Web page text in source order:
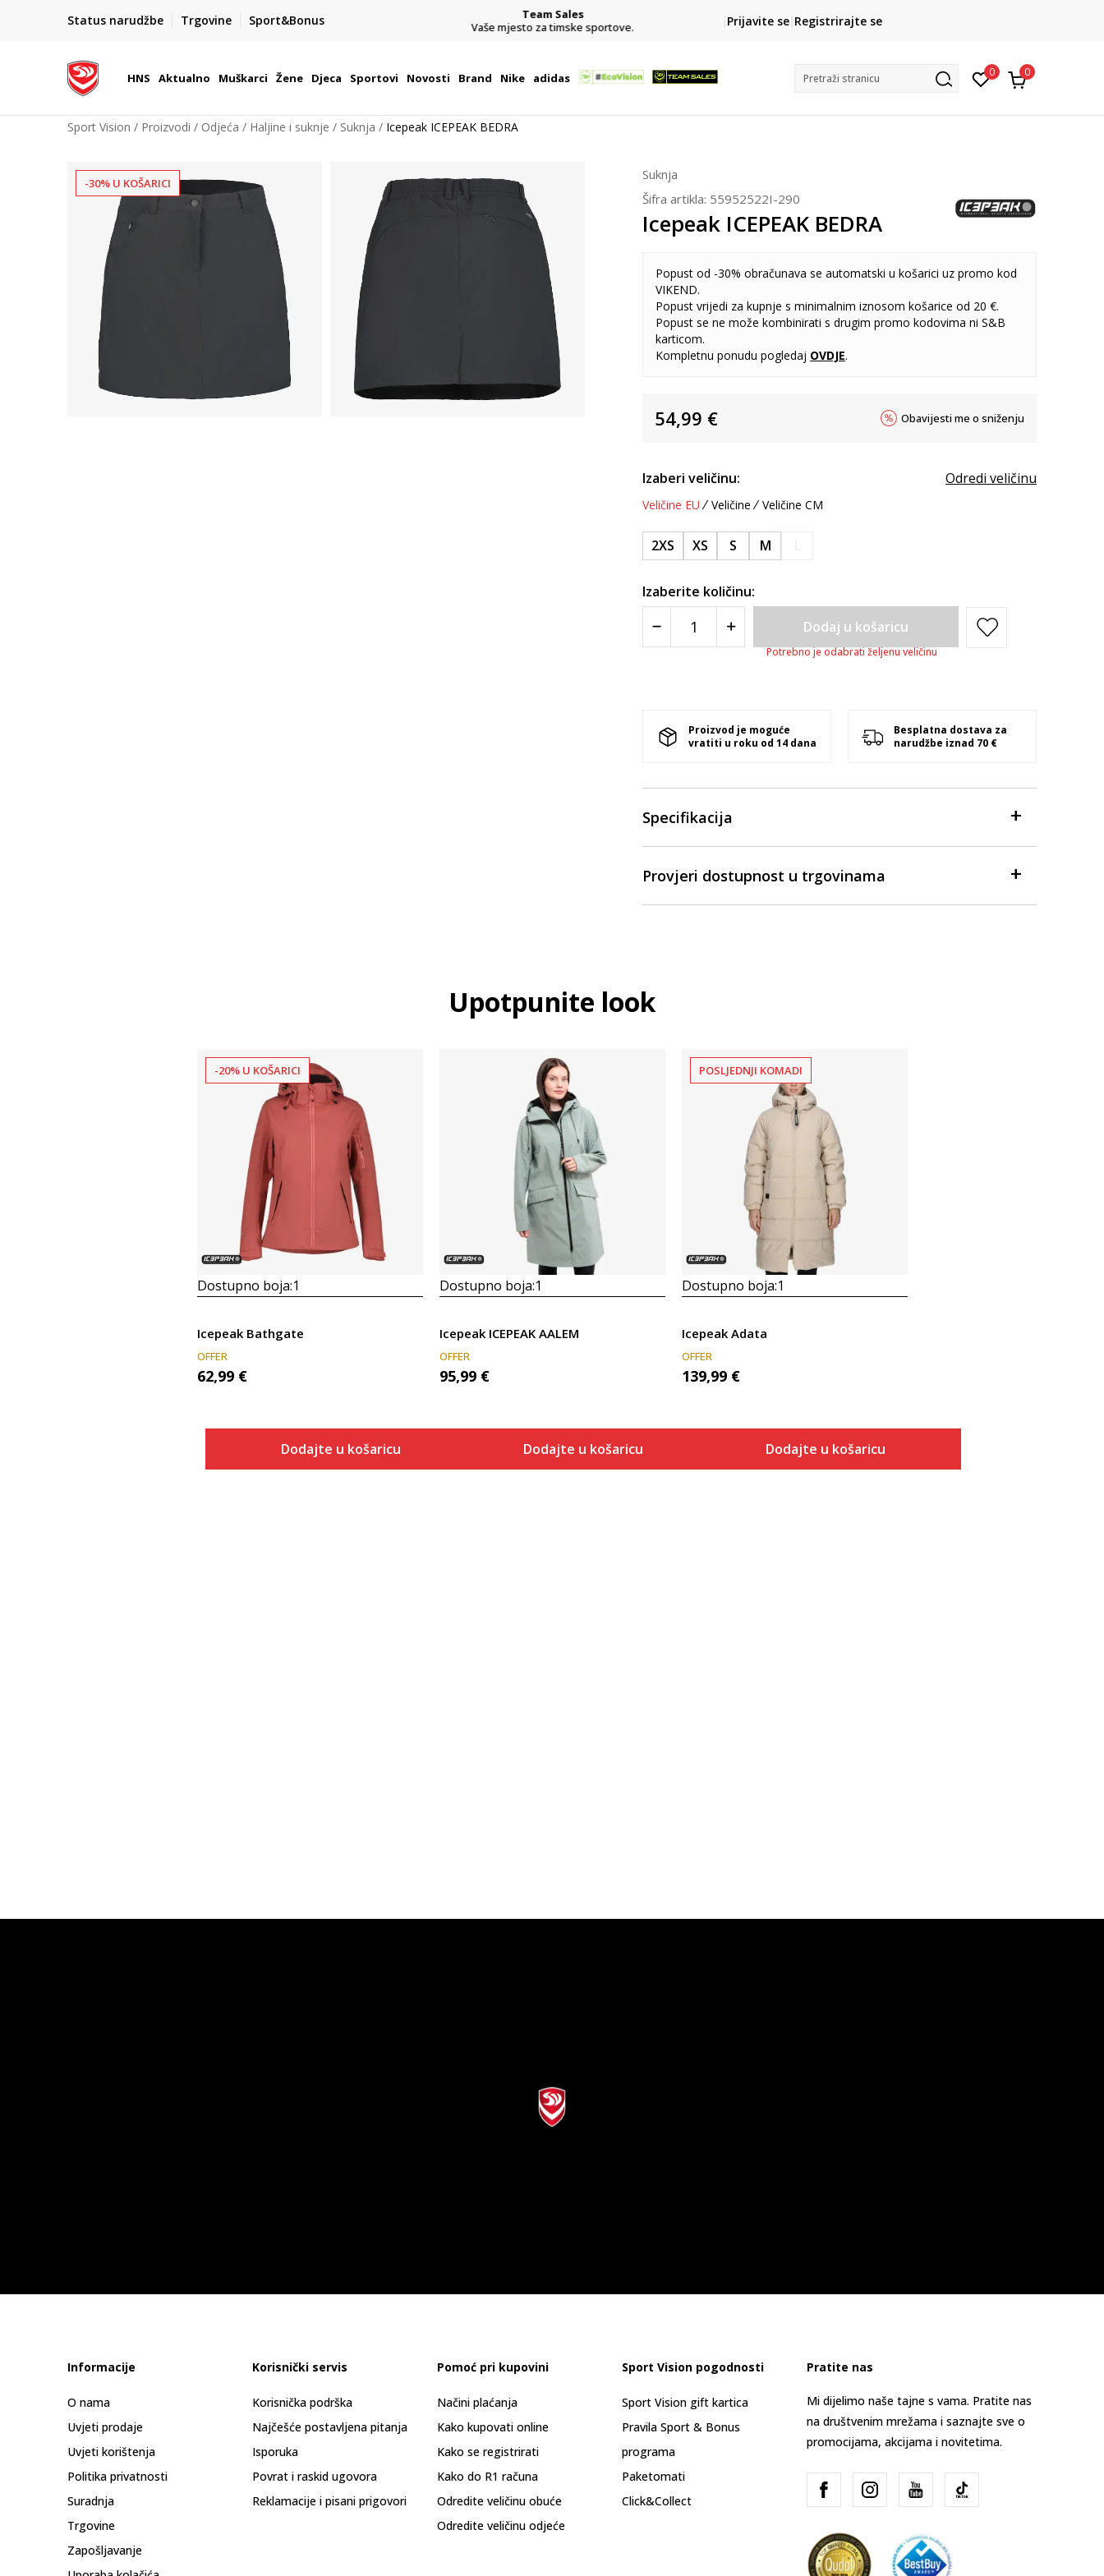
Status narudžbe Trgovine Sport&Bonus
BOX NOW
Dostava 1,50 €
| Više od 800 paketomata u Hrvatskoj
Team Sales
Vaše mjesto za timske sportove.
CLICK& COLLECT
besplatno preuzimanje u trgovini
Prijavite se Registrirajte se
HNS Aktualno Muškarci Žene Djeca Sportovi Novosti Brand Nike adidas Pretraži stranicu 0 0
Sport Vision Proizvodi Odjeća Haljine i suknje Suknja Icepeak ICEPEAK BEDRA
-30% U KOŠARICI
Suknja
Šifra artikla: 55952522I-290
Icepeak ICEPEAK BEDRA
Popust od -30% obračunava se automatski u košarici uz promo kod
VIKEND.
Popust vrijedi za kupnje s minimalnim iznosom košarice od 20 €.
Popust se ne može kombinirati s drugim promo kodovima ni S&B
karticom.
Kompletnu ponudu pogledaj OVDJE.
54,99 € Obavijesti me o sniženju
Izaberi veličinu: Odredi veličinu
Veličine EU Veličine Veličine CM
2XS XS S M
Izaberite količinu:
Dodaj u košaricu
Potrebno je odabrati željenu veličinu
Proizvod je moguće
vratiti u roku od 14 dana
Besplatna dostava za
narudžbe iznad 70 €
Specifikacija
Provjeri dostupnost u trgovinama
Upotpunite look
-20% U KOŠARICI
Dostupno boja:1
Icepeak Bathgate
OFFER
62,99 €
Dodajte u košaricu
Dostupno boja:1
Icepeak ICEPEAK AALEM
OFFER
95,99 €
Dodajte u košaricu
POSLJEDNJI KOMADI
Dostupno boja:1
Icepeak Adata
OFFER
139,99 €
Dodajte u košaricu
Informacije
O nama
Uvjeti prodaje
Uvjeti korištenja
Politika privatnosti
Suradnja
Trgovine
Zapošljavanje
Korisnički servis
Korisnička podrška
Najčešće postavljena pitanja
Isporuka
Povrat i raskid ugovora
Reklamacije i pisani prigovori
Pomoć pri kupovini
Načini plaćanja
Kako kupovati online
Kako se registrirati
Kako do R1 računa
Odredite veličinu obuće
Odredite veličinu odjeće
Sport Vision pogodnosti
Sport Vision gift kartica
Pravila Sport & Bonus
programa
Paketomati
Click&Collect
Pratite nas
Mi dijelimo naše tajne s vama. Pratite nas
na društvenim mrežama i saznajte sve o
promocijama, akcijama i novitetima.